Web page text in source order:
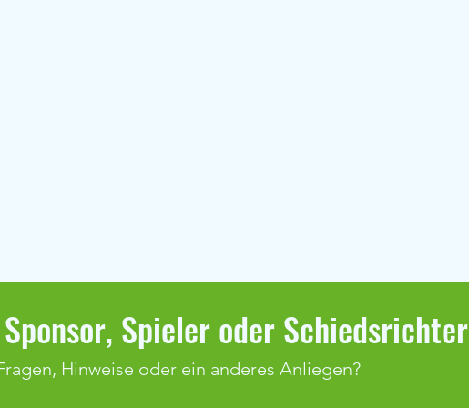
Spieler oder
Hinweise oder ein anderes Anliegen?